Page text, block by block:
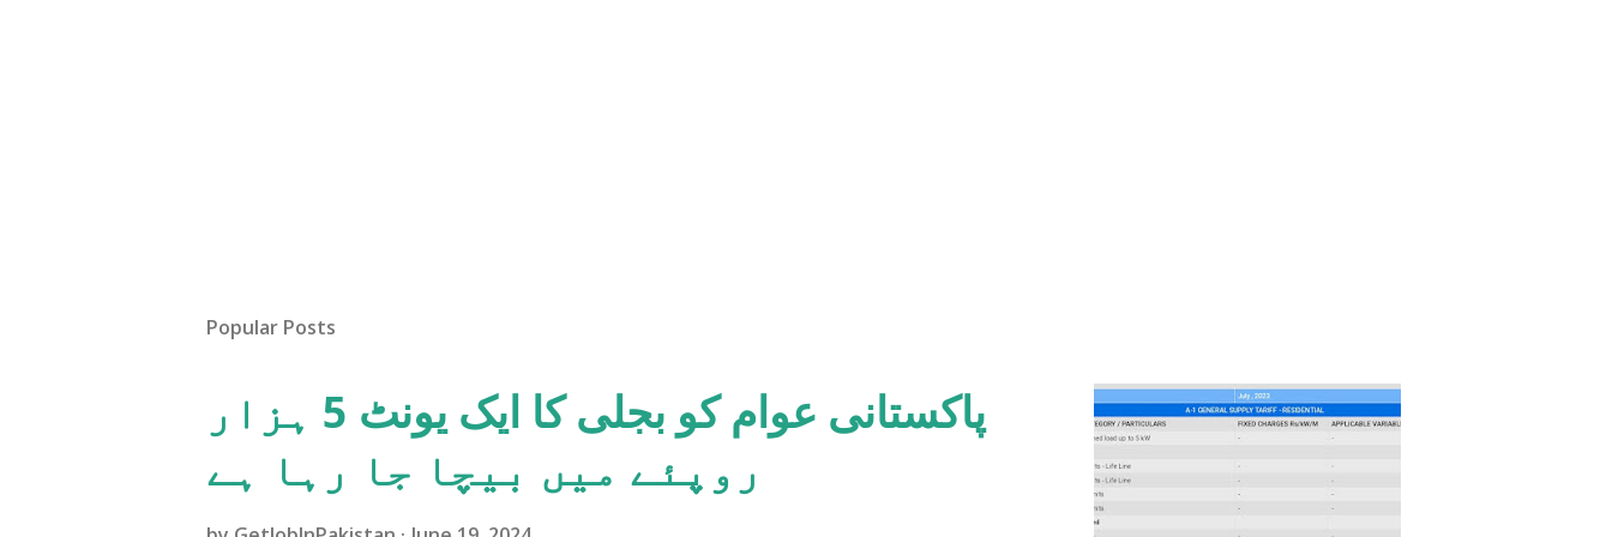
Popular Posts
پاکستانی عوام کو بجلی کا ایک یونٹ 5 ہزار
روپئے میں بیچا جا رہا ہے